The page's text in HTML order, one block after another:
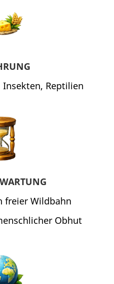
Insekten, Reptilien
freier Wildbahn
Obhut